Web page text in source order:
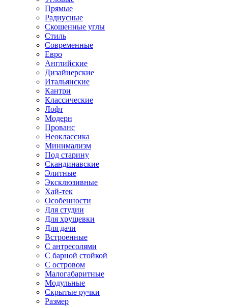
Прямые
Радиусные
Скошенные углы
Стиль
Современные
Евро
Английские
Дизайнерские
Итальянские
Кантри
Классические
Лофт
Модерн
Прованс
Неоклассика
Минимализм
Под старину
Скандинавские
Элитные
Эксклюзивные
Хай-тек
Особенности
Для студии
Для хрущевки
Для дачи
Встроенные
С антресолями
С барной стойкой
С островом
Малогабаритные
Модульные
Скрытые ручки
Размер